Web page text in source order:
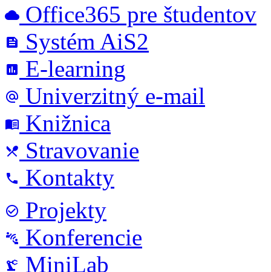
cloud Office365 pre študentov
feed Systém AiS2
poll E-learning
alternate_email Univerzitný e-mail
menu_book Knižnica
local_dining Stravovanie
phone Kontakty
check_circle_outline Projekty
connect_without_contact Konferencie
precision_manufacturing MiniLab